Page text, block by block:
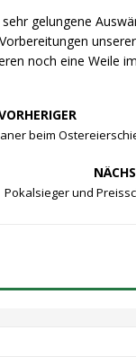
gelungene
noch eine Weile
beim
Pokalsieger und